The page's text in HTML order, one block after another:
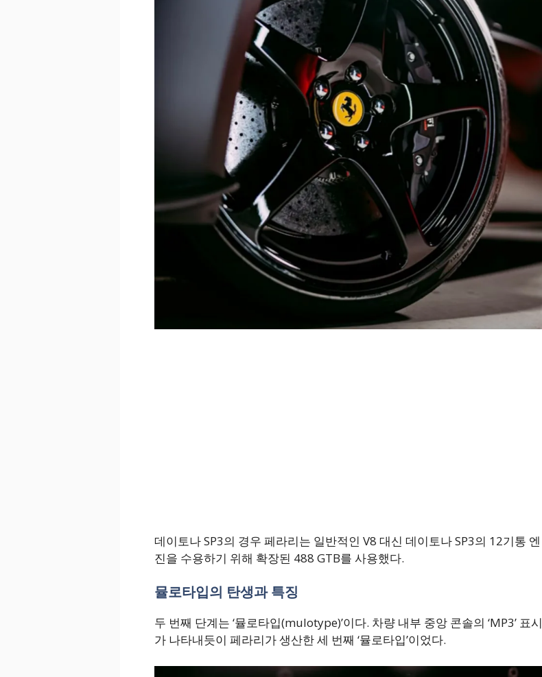
데이토나 SP3의 경우 페라리는 일반적인 V8 대신 데이토나 SP3의 12기통 엔
진을 수용하기 위해 확장된 488 GTB를 사용했다.
뮬로타입의 탄생과 특징
두 번째 단계는 ‘뮬로타입(mulotype)’이다. 차량 내부 중앙 콘솔의 ‘MP3’ 표시
가 나타내듯이 페라리가 생산한 세 번째 ‘뮬로타입’이었다.